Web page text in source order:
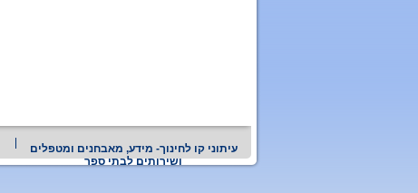
עיתוני קו לחינוך- מידע, מאבחנים ומטפלים
ושירותים לבתי ספר